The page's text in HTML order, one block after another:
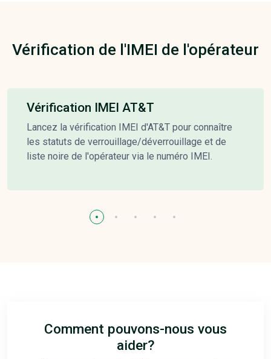
Vérification de l'IMEI de l'opérateur
Vérification IMEI AT&T
Lancez la vérification IMEI d'AT&T pour connaître
les statuts de verrouillage/déverrouillage et de
liste noire de l'opérateur via le numéro IMEI.
Comment pouvons-nous vous
aider?